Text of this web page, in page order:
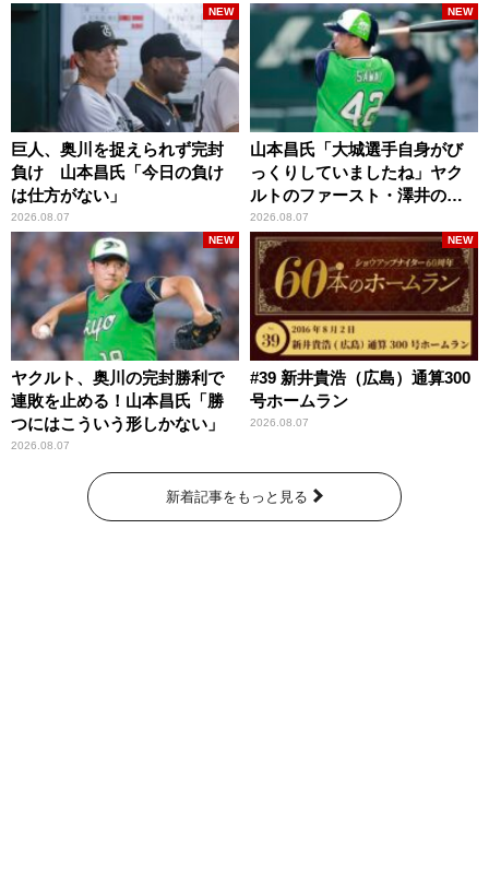
巨人、奥川を捉えられず完封
負け 山本昌氏「今日の負け
は仕方がない」
2026.08.07
NEW
山本昌氏「大城選手自身がび
っくりしていましたね」ヤク
ルトのファースト・澤井の判
断を評価
2026.08.07
NEW
ヤクルト、奥川の完封勝利で
連敗を止める！山本昌氏「勝
つにはこういう形しかない」
2026.08.07
NEW
#39 新井貴浩（広島）通算300
号ホームラン
2026.08.07
NEW
新着記事をもっと見る